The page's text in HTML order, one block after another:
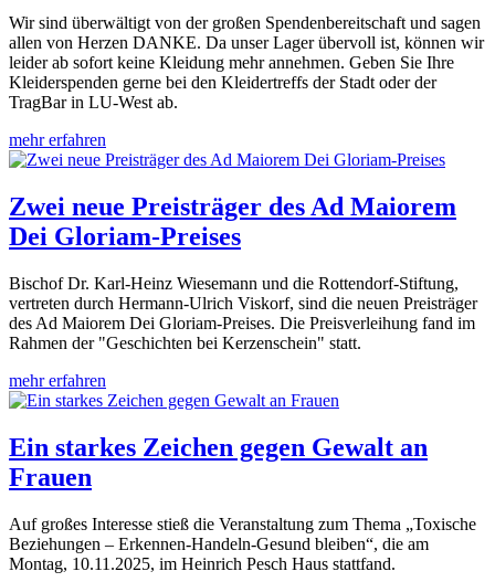
Wir sind überwältigt von der großen Spendenbereitschaft und sagen
allen von Herzen DANKE. Da unser Lager übervoll ist, können wir
leider ab sofort keine Kleidung mehr annehmen. Geben Sie Ihre
Kleiderspenden gerne bei den Kleidertreffs der Stadt oder der
TragBar in LU-West ab.
mehr erfahren
Zwei neue Preisträger des Ad Maiorem
Dei Gloriam-Preises
Bischof Dr. Karl-Heinz Wiesemann und die Rottendorf-Stiftung,
vertreten durch Hermann-Ulrich Viskorf, sind die neuen Preisträger
des Ad Maiorem Dei Gloriam-Preises. Die Preisverleihung fand im
Rahmen der "Geschichten bei Kerzenschein" statt.
mehr erfahren
Ein starkes Zeichen gegen Gewalt an
Frauen
Auf großes Interesse stieß die Veranstaltung zum Thema „Toxische
Beziehungen – Erkennen-Handeln-Gesund bleiben“, die am
Montag, 10.11.2025, im Heinrich Pesch Haus stattfand.